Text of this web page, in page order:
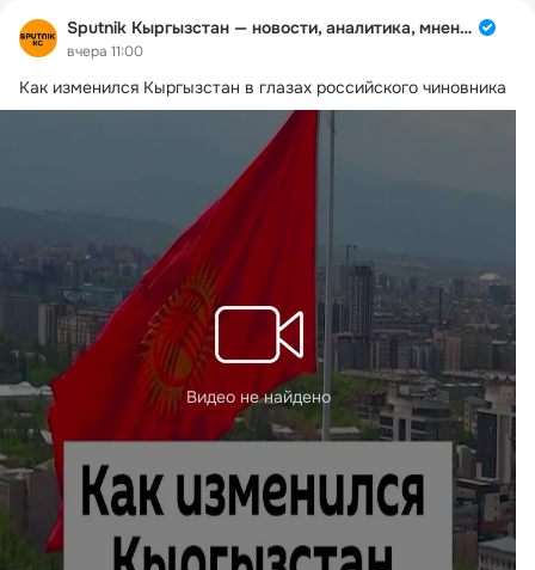
Sputnik Кыргызстан — новости, аналитика, мнения
вчера 11:00
Как изменился Кыргызстан в глазах российского чиновника
Видео не найдено